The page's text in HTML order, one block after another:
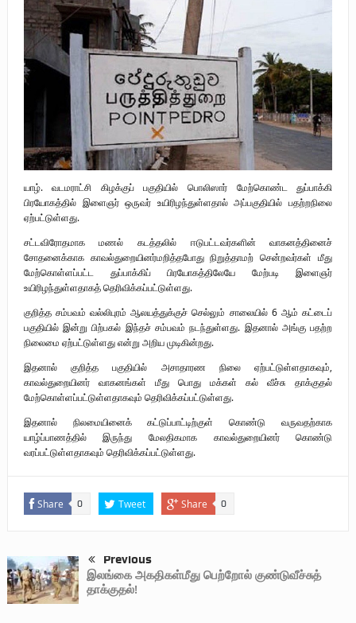
புலிகளின் குரல் பொறுப்பாளர் திரு. தமிழன்பன் (ஜவான்) அவர்களின் புகழ்
வணக்க நிகழ்வும் ‘விடுதலைச் சிற்பி’ நூல் மற்றும் ‘ஜவான் – திடம் குன்றா
தீக்குரல்’ இசைப்பேழை வெளியீடும்.
உரிமைப் போராட்டம் _
நாடாளுமன்ற உறுப்பினர் இராமநாதன் அர்ச்சுனா அவர்களுக்கு நிலவனின்
திறந்த மடல்!
யாழ். வடமராட்சி கிழக்குப் பகுதியில் பொலிஸார் மேற்கொண்ட துப்பாக்கி
பிரயோகத்தில் இளைஞர் ஒருவர் உயிரிழந்துள்ளதால் அப்பகுதியில் பதற்றநிலை
ஏற்பட்டுள்ளது.
சட்டவிரோதமாக மணல் கடத்தலில் ஈடுபட்டவர்களின் வாகனத்தினைச்
சோதனைக்காக காவல்துறையினர்மறித்தபோது நிறுத்தாமற் சென்றவர்கள் மீது
மேற்கொள்ளப்பட்ட துப்பாக்கிப் பிரயோகத்திலேயே மேற்படி இளைஞர்
உயிரிழந்துள்ளதாகத் தெரிவிக்கப்பட்டுள்ளது.
குறித்த சம்பவம் வல்லிபுரம் ஆலயத்துக்குச் செல்லும் சாலையில் 6 ஆம் கட்டைப்
பகுதியில் இன்று பிற்பகல் இந்தச் சம்பவம் நடந்துள்ளது. இதனால் அங்கு பதற்ற
நிலைமை ஏற்பட்டுள்ளது என்று அறிய முடிகின்றது.
இதனால் குறித்த பகுதியில் அசாதாரண நிலை ஏற்பட்டுள்ளதாகவும்,
காவல்துறையினர் வாகனங்கள் மீது பொது மக்கள் கல் வீச்சு தாக்குதல்
மேற்கொள்ளப்பட்டுள்ளதாகவும் தெரிவிக்கப்பட்டுள்ளது.
இதனால் நிலமையினைக் கட்டுப்பாட்டிற்குள் கொண்டு வருவதற்காக
யாழ்ப்பாணத்தில் இருந்து மேலதிகமாக காவல்துறையினர் கொண்டு
வரப்பட்டுள்ளதாகவும் தெரிவிக்கப்பட்டுள்ளது.
Share 0 Tweet Share 0
Previous
இலங்கை அகதிகள்மீது பெற்றோல் குண்டுவீச்சுத்
தாக்குதல்!